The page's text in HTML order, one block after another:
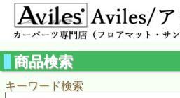
商品検索
キーワード検索